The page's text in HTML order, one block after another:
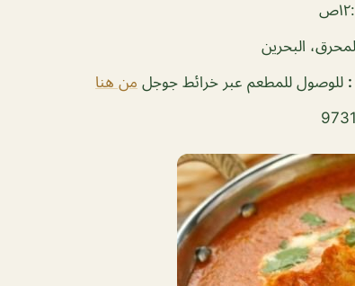
: للوصول للمطعم عبر خرائط جوجل من هنا